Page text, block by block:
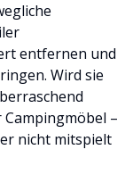
entfernen und
Wird sie
–
nicht mitspielt